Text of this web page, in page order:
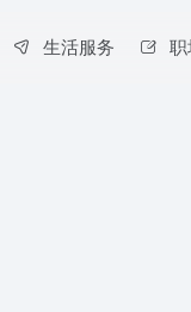
生活服务 职